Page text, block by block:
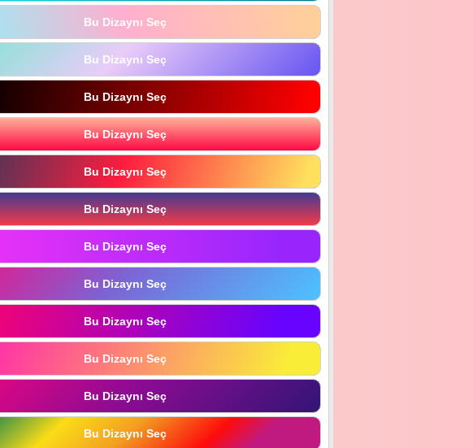
Bu Dizaynı Seç
Bu Dizaynı Seç
Bu Dizaynı Seç
Bu Dizaynı Seç
Bu Dizaynı Seç
Bu Dizaynı Seç
Bu Dizaynı Seç
Bu Dizaynı Seç
Bu Dizaynı Seç
Bu Dizaynı Seç
Bu Dizaynı Seç
Bu Dizaynı Seç